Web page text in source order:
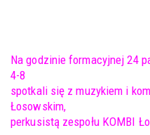
Na godzinie formacyjnej 24
4-8
spotkali się z muzykiem i
Łosowskim,
perkusistą zespołu KOMBI